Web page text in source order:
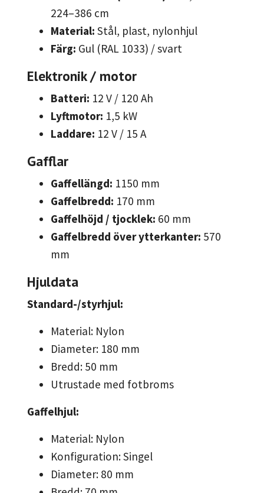
224–386 cm
Material: Stål, plast, nylonhjul
Färg: Gul (RAL 1033) / svart
Elektronik / motor
Batteri: 12 V / 120 Ah
Lyftmotor: 1,5 kW
Laddare: 12 V / 15 A
Gafflar
Gaffellängd: 1150 mm
Gaffelbredd: 170 mm
Gaffelhöjd / tjocklek: 60 mm
Gaffelbredd över ytterkanter: 570
mm
Hjuldata
Standard-/styrhjul:
Material: Nylon
Diameter: 180 mm
Bredd: 50 mm
Utrustade med fotbroms
Gaffelhjul:
Material: Nylon
Konfiguration: Singel
Diameter: 80 mm